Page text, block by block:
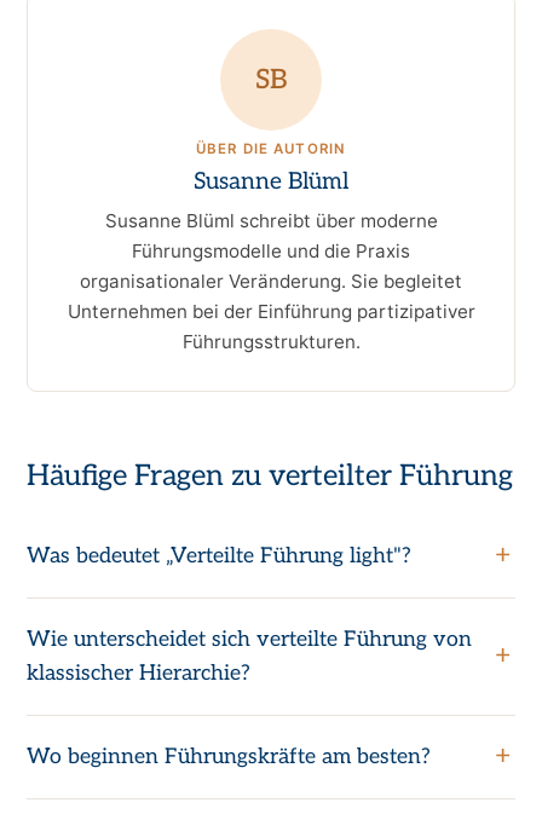
SB
ÜBER DIE AUTORIN
Susanne Blüml
Susanne Blüml schreibt über moderne
Führungsmodelle und die Praxis
organisationaler Veränderung. Sie begleitet
Unternehmen bei der Einführung partizipativer
Führungsstrukturen.
Häufige Fragen zu verteilter Führung
Was bedeutet „Verteilte Führung light"?
Wie unterscheidet sich verteilte Führung von
klassischer Hierarchie?
Wo beginnen Führungskräfte am besten?